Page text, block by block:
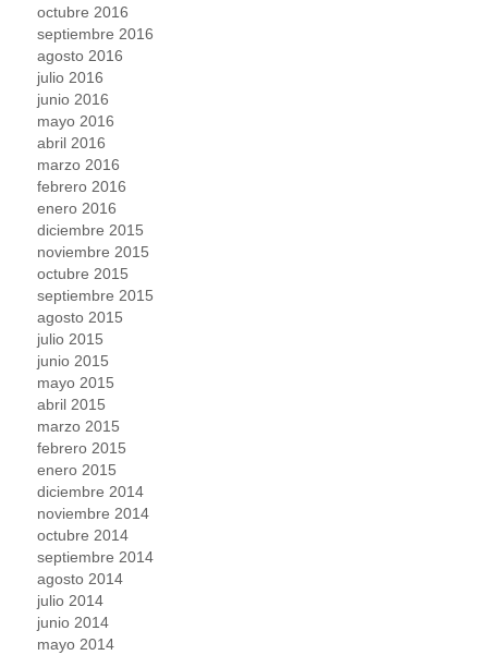
octubre 2016
septiembre 2016
agosto 2016
julio 2016
junio 2016
mayo 2016
abril 2016
marzo 2016
febrero 2016
enero 2016
diciembre 2015
noviembre 2015
octubre 2015
septiembre 2015
agosto 2015
julio 2015
junio 2015
mayo 2015
abril 2015
marzo 2015
febrero 2015
enero 2015
diciembre 2014
noviembre 2014
octubre 2014
septiembre 2014
agosto 2014
julio 2014
junio 2014
mayo 2014